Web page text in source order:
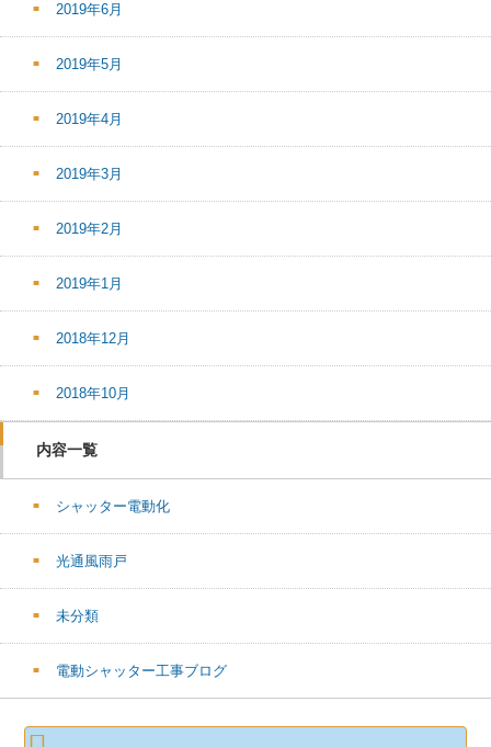
2019年6月
2019年5月
2019年4月
2019年3月
2019年2月
2019年1月
2018年12月
2018年10月
内容一覧
シャッター電動化
光通風雨戸
未分類
電動シャッター工事ブログ
検